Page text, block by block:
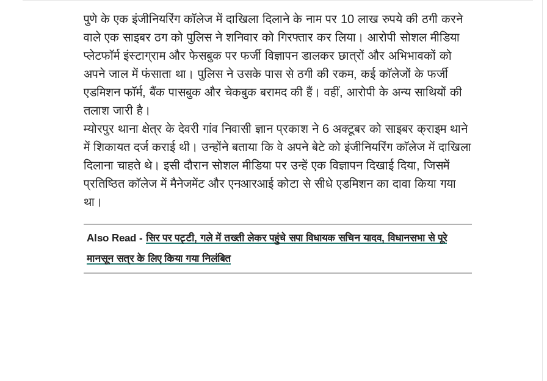
पुणे के एक इंजीनियरिंग कॉलेज में दाखिला दिलाने के नाम पर 10 लाख रुपये की ठगी करने
वाले एक साइबर ठग को पुलिस ने शनिवार को गिरफ्तार कर लिया। आरोपी सोशल मीडिया
प्लेटफॉर्म इंस्टाग्राम और फेसबुक पर फर्जी विज्ञापन डालकर छात्रों और अभिभावकों को
अपने जाल में फंसाता था। पुलिस ने उसके पास से ठगी की रकम, कई कॉलेजों के फर्जी
एडमिशन फॉर्म, बैंक पासबुक और चेकबुक बरामद की हैं। वहीं, आरोपी के अन्य साथियों की
तलाश जारी है।
म्योरपुर थाना क्षेत्र के देवरी गांव निवासी ज्ञान प्रकाश ने 6 अक्टूबर को साइबर क्राइम थाने
में शिकायत दर्ज कराई थी। उन्होंने बताया कि वे अपने बेटे को इंजीनियरिंग कॉलेज में दाखिला
दिलाना चाहते थे। इसी दौरान सोशल मीडिया पर उन्हें एक विज्ञापन दिखाई दिया, जिसमें
प्रतिष्ठित कॉलेज में मैनेजमेंट और एनआरआई कोटा से सीधे एडमिशन का दावा किया गया
था।
Also Read -सिर पर पट्टी, गले में तख्ती लेकर पहुंचे सपा विधायक सचिन यादव, विधानसभा से पूरे
मानसून सत्र के लिए किया गया निलंबित